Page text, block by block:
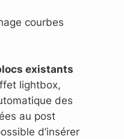
courbes
existants
lightbox,
des
au post
d’insérer